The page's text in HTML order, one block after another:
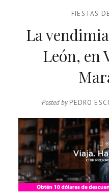
FIESTAS
La
León, en
Posted by PEDRO